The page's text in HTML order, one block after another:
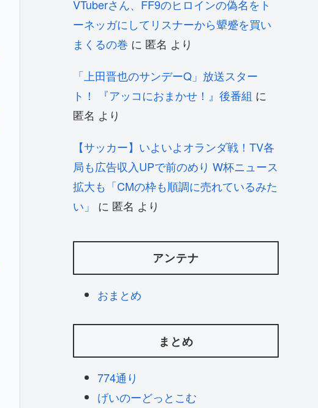
VTuberさん、FF9のヒロインの偽名をト
ーネッガにしてリスナーから顰蹙を買い
まくるの巻 に 匿名 より
「上田晋也のサンデーQ」放送スター
ト！ 『アッコにおまかせ！』後番組 に
匿名 より
【サッカー】いよいよオランダ戦！TV各
局も広告収入UPで前のめり W杯ニュース
拡大も「CMの枠も順調に売れているみた
い」
に 匿名 より
アンテナ
おまとめ
まとめ
774通り
げいのーどっとこむ